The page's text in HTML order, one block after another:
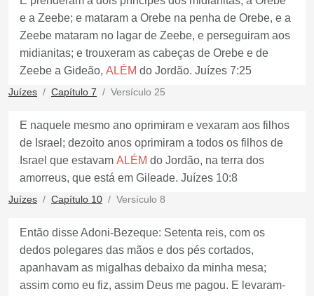
e a Zeebe; e mataram a Orebe na penha de Orebe, e a
Zeebe mataram no lagar de Zeebe, e perseguiram aos
midianitas; e trouxeram as cabeças de Orebe e de
Zeebe a Gideão, ALÉM do Jordão. Juízes 7:25
Juízes Capítulo 7 Versículo 25
E naquele mesmo ano oprimiram e vexaram aos filhos
de Israel; dezoito anos oprimiram a todos os filhos de
Israel que estavam ALÉM do Jordão, na terra dos
amorreus, que está em Gileade. Juízes 10:8
Juízes Capítulo 10 Versículo 8
Então disse Adoni-Bezeque: Setenta reis, com os
dedos polegares das mãos e dos pés cortados,
apanhavam as migalhas debaixo da minha mesa;
assim como eu fiz, assim Deus me pagou. E levaram-